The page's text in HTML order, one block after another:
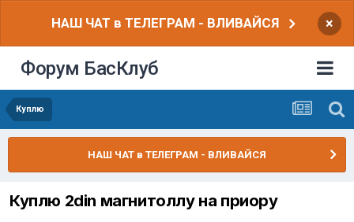
НАШ ЧАТ в ТЕЛЕГРАМ - ВЛИВАЙСЯ ×
Форум БасКлуб
Куплю
НАШ ЧАТ в ТЕЛЕГРАМ - ВЛИВАЙСЯ
Куплю 2din магнитоллу на приору